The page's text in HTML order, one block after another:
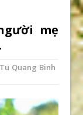
mẹ
Quang Binh